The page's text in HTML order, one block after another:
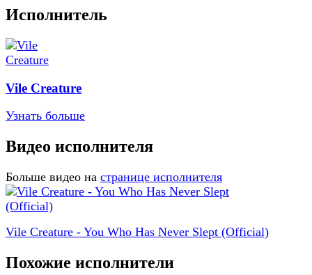
Исполнитель
Vile Creature
Узнать больше
Видео исполнителя
Больше видео на странице исполнителя
Vile Creature - You Who Has Never Slept (Official)
Похожие исполнители